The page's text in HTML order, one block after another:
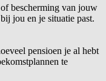
bescherming van jouw
jou en je situatie past.
pensioen je al hebt
te